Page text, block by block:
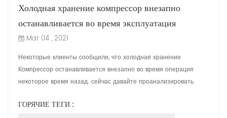
Холодная хранение компрессор внезапно
останавливается во время эксплуатация
Mar 04 , 2021
Некоторые клиенты сообщили, что холодная хранение
Компрессор останавливается внезапно во время операция
некоторое время назад. сейчас давайте проанализировать
ГОРЯЧИЕ ТЕГИ :